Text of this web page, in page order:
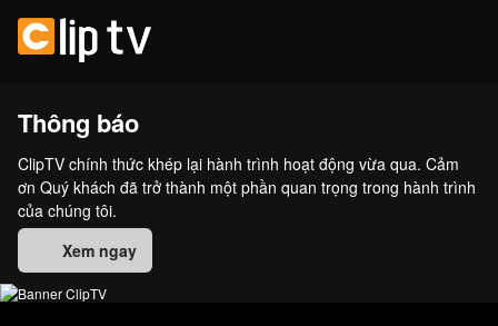
Thông báo
ClipTV chính thức khép lại hành trình hoạt động vừa qua. Cảm
ơn Quý khách đã trở thành một phần quan trọng trong hành trình
của chúng tôi.
Xem ngay